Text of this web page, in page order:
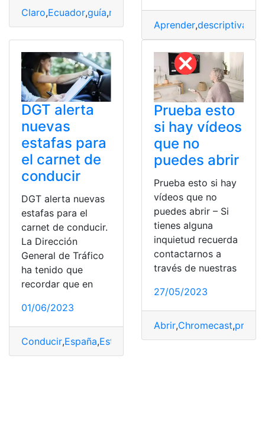
Claro,Ecuador,guía,mi número,práctica,saber
Aprender,descriptiva
DGT alerta
nuevas
estafas para
el carnet de
conducir
DGT alerta nuevas
estafas para el
carnet de conducir.
La Dirección
General de Tráfico
ha tenido que
recordar que en
01/06/2023
Conducir,España,Estafa permiso,práctica
Prueba esto
si hay vídeos
que no
puedes abrir
Prueba esto si hay
vídeos que no
puedes abrir – Si
tienes alguna
inquietud recuerda
contactarnos a
través de nuestras
27/05/2023
Abrir,Chromecast,